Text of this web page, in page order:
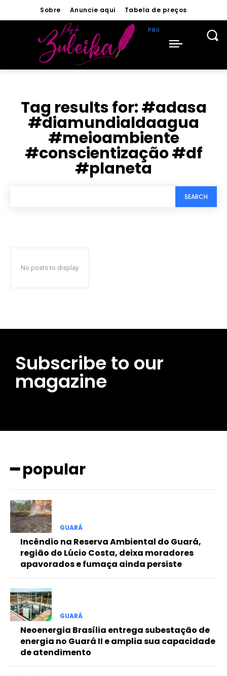
Free
Included for free:
Etiam est nibh, lobortis sit
Praesent euismod ac
Ut mollis pellentesque tortor
Donec quis est ac felis
Orci varius natoque dolor
Pro
Sobre Anuncie aqui Tabela de preços
Tag results for:#adasa
#diamundialdaagua
#meioambiente
#conscientização #df
#planeta
SEARCH
No posts to display
Subscribe to our
magazine
━ popular
GUARÁ
Incêndio na Reserva Ambiental do Guará,
região do Lúcio Costa, deixa moradores
apavorados e fumaça ainda persiste
GUARÁ
Neoenergia Brasília entrega subestação de
energia no Guará II e amplia sua capacidade
de atendimento